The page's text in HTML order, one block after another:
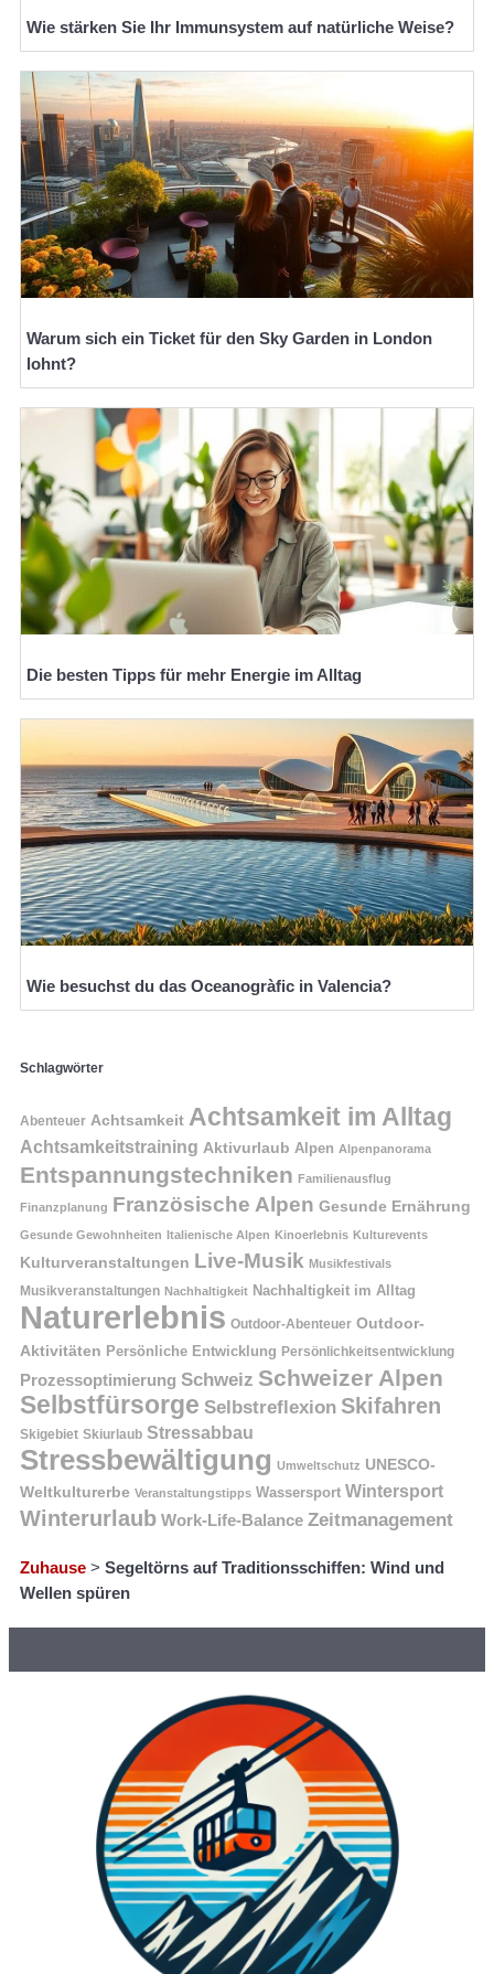
Wie stärken Sie Ihr Immunsystem auf natürliche Weise?
Warum sich ein Ticket für den Sky Garden in London
lohnt?
Die besten Tipps für mehr Energie im Alltag
Wie besuchst du das Oceanogràfic in Valencia?
Schlagwörter
Abenteuer Achtsamkeit Achtsamkeit im Alltag
Achtsamkeitstraining Aktivurlaub Alpen Alpenpanorama
Entspannungstechniken Familienausflug
Finanzplanung Französische Alpen Gesunde Ernährung
Gesunde Gewohnheiten Italienische Alpen Kinoerlebnis Kulturevents
Kulturveranstaltungen Live-Musik Musikfestivals
Musikveranstaltungen Nachhaltigkeit Nachhaltigkeit im Alltag
Naturerlebnis Outdoor-Abenteuer Outdoor-
Aktivitäten Persönliche Entwicklung Persönlichkeitsentwicklung
Prozessoptimierung Schweiz Schweizer Alpen
Selbstfürsorge Selbstreflexion Skifahren
Skigebiet Skiurlaub Stressabbau
Stressbewältigung Umweltschutz UNESCO-
Weltkulturerbe Veranstaltungstipps Wassersport Wintersport
Winterurlaub Work-Life-Balance Zeitmanagement
Zuhause > Segeltörns auf Traditionsschiffen: Wind und
Wellen spüren